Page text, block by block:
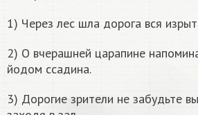
1) Через лес шла дорога вся
2) О вчерашней царапине
йодом ссадина.
3) Дорогие зрители не забудьте